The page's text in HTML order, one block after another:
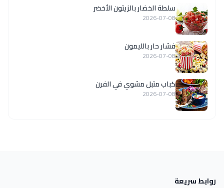
سلطة الخضار بالزيتون الأخضر
2026-07-08
فشار حار بالليمون
2026-07-08
كباب متبل مشوي في الفرن
2026-07-08
روابط سريعة